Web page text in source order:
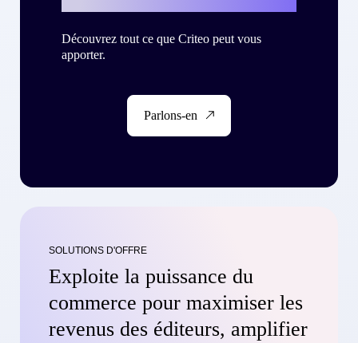
Découvrez tout ce que Criteo peut vous
apporter.
Parlons-en
SOLUTIONS D'OFFRE
Exploite la puissance du
commerce pour maximiser les
revenus des éditeurs, amplifier